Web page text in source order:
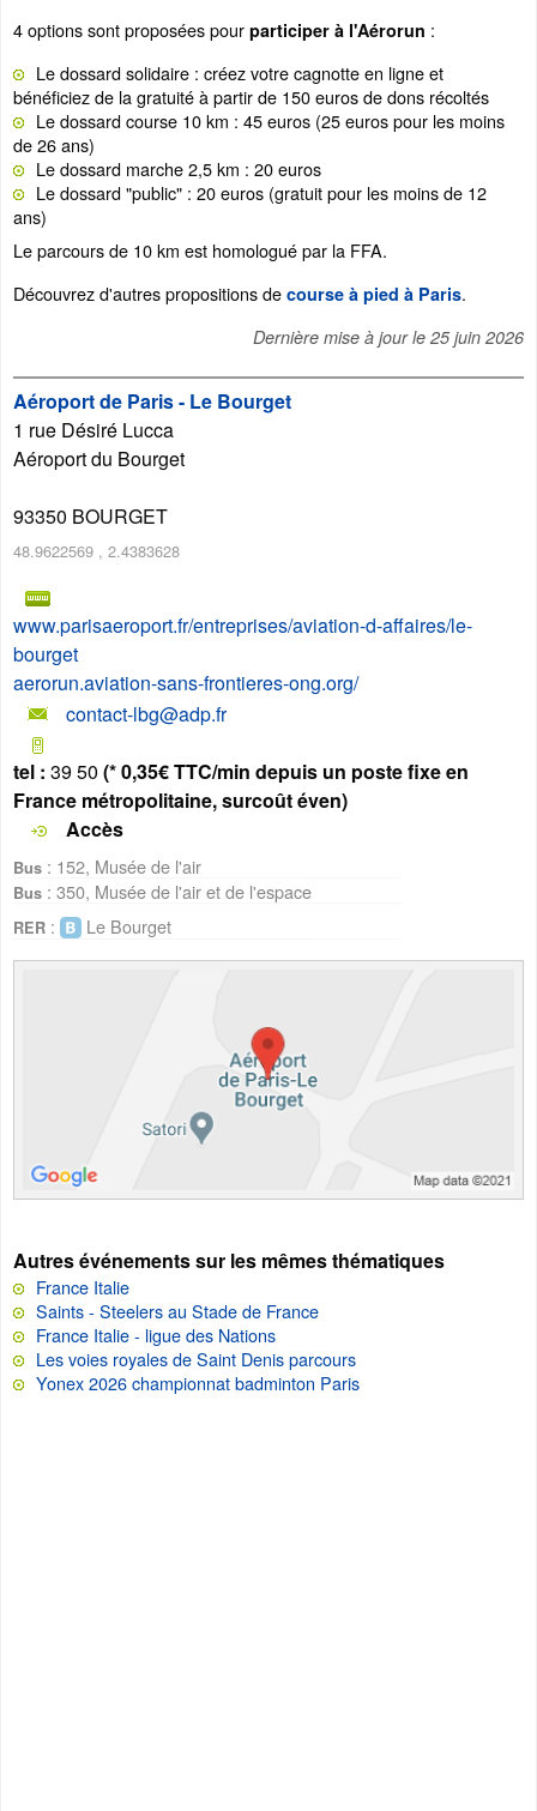
4 options sont proposées pour participer à l'Aérorun :
Le dossard solidaire : créez votre cagnotte en ligne et
bénéficiez de la gratuité à partir de 150 euros de dons récoltés
Le dossard course 10 km : 45 euros (25 euros pour les moins
de 26 ans)
Le dossard marche 2,5 km : 20 euros
Le dossard "public" : 20 euros (gratuit pour les moins de 12
ans)
Le parcours de 10 km est homologué par la FFA.
Découvrez d'autres propositions de course à pied à Paris.
Dernière mise à jour le 25 juin 2026
Aéroport de Paris - Le Bourget
1 rue Désiré Lucca
Aéroport du Bourget
93350 BOURGET
48.9622569 , 2.4383628
www.parisaeroport.fr/entreprises/aviation-d-affaires/le-
bourget
aerorun.aviation-sans-frontieres-ong.org/
contact-lbg@adp.fr
tel : 39 50 (* 0,35€ TTC/min depuis un poste fixe en
France métropolitaine, surcoût éven)
Accès
Bus : 152, Musée de l'air
Bus : 350, Musée de l'air et de l'espace
RER : Le Bourget
Autres événements sur les mêmes thématiques
France Italie
Saints - Steelers au Stade de France
France Italie - ligue des Nations
Les voies royales de Saint Denis parcours
Yonex 2026 championnat badminton Paris